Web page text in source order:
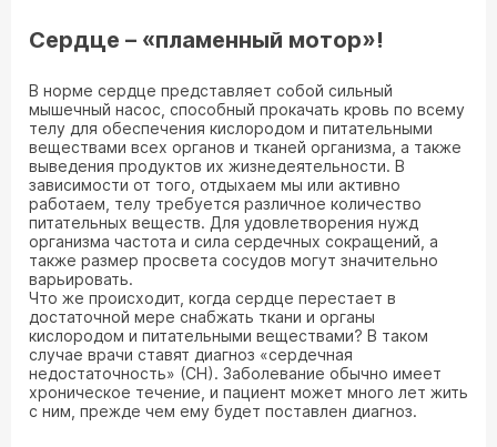
Сердце – «пламенный мотор»!
В норме сердце представляет собой сильный
мышечный насос, способный прокачать кровь по всему
телу для обеспечения кислородом и питательными
веществами всех органов и тканей организма, а также
выведения продуктов их жизнедеятельности. В
зависимости от того, отдыхаем мы или активно
работаем, телу требуется различное количество
питательных веществ. Для удовлетворения нужд
организма частота и сила сердечных сокращений, а
также размер просвета сосудов могут значительно
варьировать.
Что же происходит, когда сердце перестает в
достаточной мере снабжать ткани и органы
кислородом и питательными веществами? В таком
случае врачи ставят диагноз «сердечная
недостаточность» (СН). Заболевание обычно имеет
хроническое течение, и пациент может много лет жить
с ним, прежде чем ему будет поставлен диагноз.